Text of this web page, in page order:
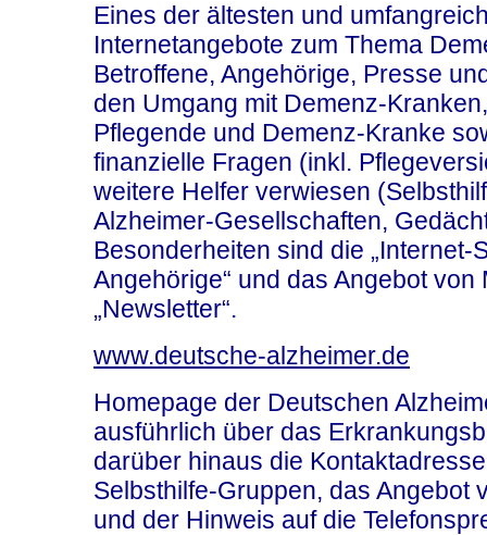
Eines der ältesten und
Internetangebote zum Thema
Betroffene, Angehörige, Presse
den Umgang mit Demenz-
Pflegende und Demenz-Kranke
finanzielle Fragen (inkl.
weitere Helfer verwiesen
Alzheimer-Gesellschaften,
Besonderheiten sind die „Internet-
Angehörige“ und das Angebot
„Newsletter“.
www.deutsche-alzheimer.de
Homepage der Deutschen
ausführlich über das
darüber hinaus die
Selbsthilfe-Gruppen, das Angebot
und der Hinweis auf die